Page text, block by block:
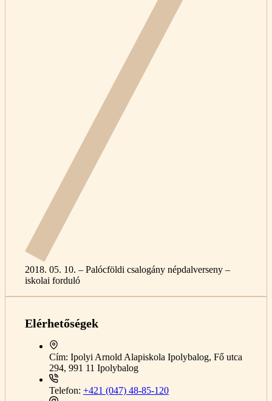
2018. 05. 10. – Palócföldi csalogány népdalverseny –
iskolai forduló
Elérhetőségek
Cím: Ipolyi Arnold Alapiskola Ipolybalog, Fő utca
294, 991 11 Ipolybalog
Telefon: +421 (047) 48-85-120